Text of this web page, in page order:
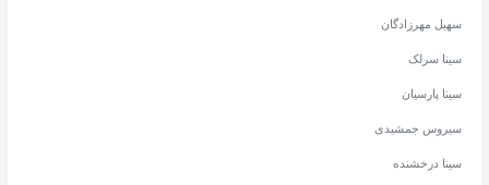
سهیل مهرزادگان
سینا سرلک
سینا پارسیان
سیروس جمشیدی
سینا درخشنده